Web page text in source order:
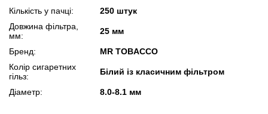
Кількість у пачці:
250 штук
Довжина фільтра,
мм:
25 мм
Бренд:
MR TOBACCO
Колір сигаретних
гільз:
Білий із класичним фільтром
Діаметр: 8.0-8.1 мм